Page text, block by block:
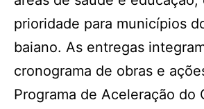
prioridade para municípios
baiano. As entregas
cronograma de obras e
Programa de Aceleração do